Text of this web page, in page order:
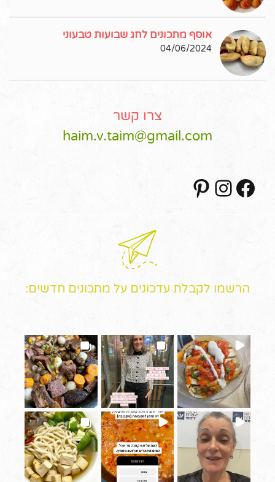
אוסף מתכונים לחג שבועות טבעוני
04/06/2024
צרו קשר
haim.v.taim@gmail.com
Facebook
Instagram
הרשמו לקבלת עדכונים על מתכונים חדשים: